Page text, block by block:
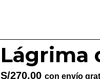
Lágrima
S/270.00 con envío